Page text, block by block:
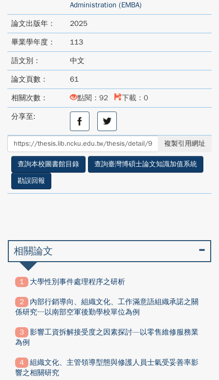
Administration (EMBA)
論文出版年： 2025
畢業學年度： 113
語文別： 中文
論文頁數： 61
相關次數： 點閱：92 下載：0
分享至:
分
至
facebook
分
享
至
twitter
複製引用網址
查詢本校圖書館目錄
查詢臺灣博碩士論文知識加值系統
勘誤回報
相關論文
大學性別事件處理程序之研析
內部行銷導向、組織文化、工作滿意語組織承諾之關
係研究─以南部空軍後勤學校單位為例
影響工資拆解接受度之因素探討—以零售維修服務業
為例
組織文化、主管領導型態與修護人員士氣受妥善率影
響之相關研究